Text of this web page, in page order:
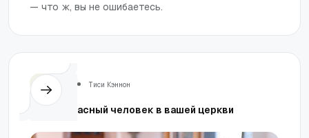
— что ж, вы не ошибаетесь.
Тиси Кэннон
Самый опасный человек в вашей церкви